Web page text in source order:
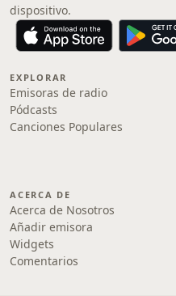
dispositivo.
EXPLORAR
Emisoras de radio
Pódcasts
Canciones Populares
ACERCA DE
Acerca de Nosotros
Añadir emisora
Widgets
Comentarios